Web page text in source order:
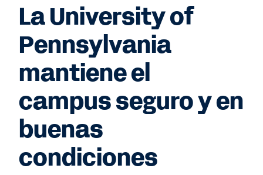
La University of
Pennsylvania
mantiene el
campus seguro y en
buenas
condiciones